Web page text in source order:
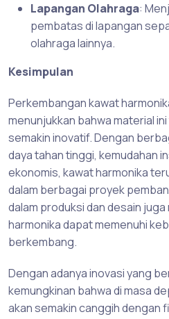
Lapangan Olahraga:
pembatas di lapangan
olahraga lainnya.
Kesimpulan
Perkembangan kawat
menunjukkan bahwa material
semakin inovatif. Dengan
daya tahan tinggi, kemudahan
ekonomis, kawat harmonika
dalam berbagai proyek
dalam produksi dan desain
harmonika dapat memenuhi
berkembang.
Dengan adanya inovasi yang
kemungkinan bahwa di masa
akan semakin canggih dengan